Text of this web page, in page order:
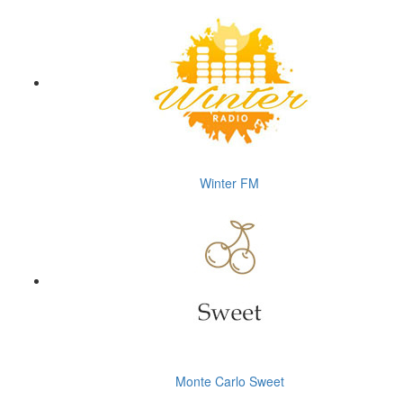
Winter FM
Monte Carlo Sweet